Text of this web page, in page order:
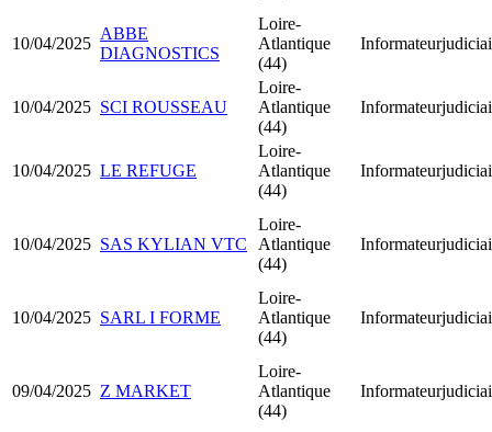
10/04/2025
ABBE
DIAGNOSTICS
Loire-
Atlantique
(44)
10/04/2025 SCI ROUSSEAU
Loire-
Atlantique
(44)
10/04/2025 LE REFUGE
Loire-
Atlantique
(44)
10/04/2025 SAS KYLIAN VTC
Loire-
Atlantique
(44)
10/04/2025 SARL I FORME
Loire-
Atlantique
(44)
09/04/2025 Z MARKET
Loire-
Atlantique
(44)